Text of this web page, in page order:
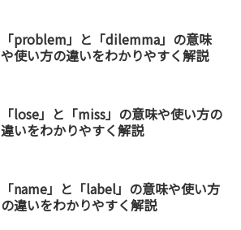
「problem」と「dilemma」の意味
や使い方の違いをわかりやすく解説
「lose」と「miss」の意味や使い方の
違いをわかりやすく解説
「name」と「label」の意味や使い方
の違いをわかりやすく解説